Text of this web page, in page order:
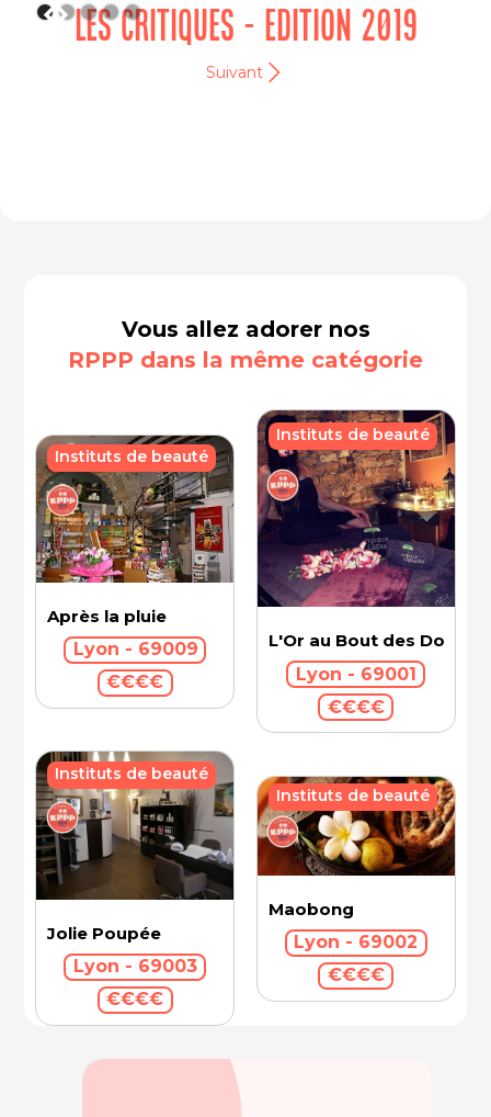
LES CRITIQUES - EDITION 2019
Suivant
Vous allez adorer nos
RPPP dans la même catégorie
Après la pluie
Lyon - 69009
€€€€
Instituts de beauté
L'Or au Bout des Doigts
Lyon - 69001
€€€€
Instituts de beauté
Jolie Poupée
Lyon - 69003
€€€€
Instituts de beauté
Maobong
Lyon - 69002
€€€€
Instituts de beauté